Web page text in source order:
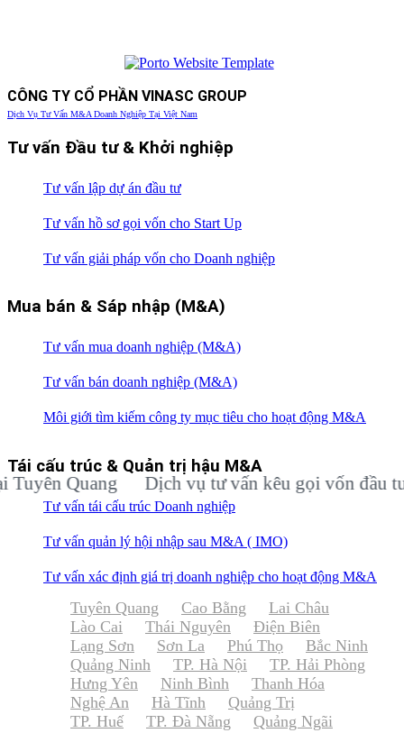
CÔNG TY CỔ PHẦN VINASC GROUP
Dịch Vụ Tư Vấn M&A Doanh Nghiệp Tại Việt Nam
Tư vấn Đầu tư & Khởi nghiệp
Tư vấn lập dự án đầu tư
Tư vấn hồ sơ gọi vốn cho Start Up
Tư vấn giải pháp vốn cho Doanh nghiệp
Mua bán & Sáp nhập (M&A)
Tư vấn mua doanh nghiệp (M&A)
Tư vấn bán doanh nghiệp (M&A)
Môi giới tìm kiếm công ty mục tiêu cho hoạt động M&A
Tái cấu trúc & Quản trị hậu M&A
Tư vấn tái cấu trúc Doanh nghiệp
Tư vấn quản lý hội nhập sau M&A ( IMO)
Tư vấn xác định giá trị doanh nghiệp cho hoạt động M&A
Quang Dịch vụ tư vấn kêu gọi vốn đầu tư cho
Tuyên Quang Cao Bằng
Lai Châu
Lào Cai
Thái Nguyên
Điện Biên
Lạng Sơn
Sơn La Phú Thọ
Bắc Ninh
Quảng Ninh
TP. Hà Nội
TP. Hải Phòng
Hưng Yên
Ninh Bình
Thanh Hóa
Nghệ An
Hà Tĩnh
Quảng Trị
TP. Huế
TP. Đà Nẵng
Quảng Ngãi